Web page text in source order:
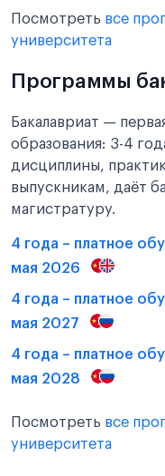
Посмотреть все
университета
Программы
Бакалавриат —
образования: 3-4
дисциплины,
выпускникам, даёт
магистратуру.
4 года – платное
мая 2026
4 года – платное
мая 2027
4 года – платное
мая 2028
Посмотреть все
университета